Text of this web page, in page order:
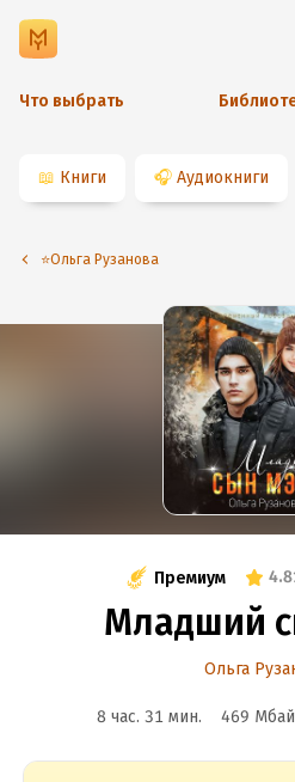
Что выбрать
📖 Книги 🎧 Аудиокниги
⭐️Ольга Рузанова
Премиум
Младший
Ольга
8 час. 31 мин. 469